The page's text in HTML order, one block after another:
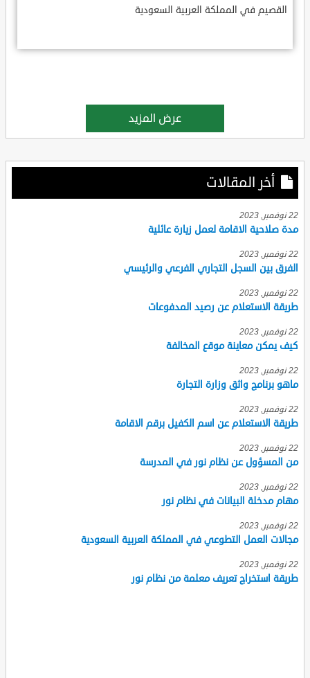
القصيم في المملكة العربية السعودية
عرض المزيد
أخر المقالات
22 نوفمبر, 2023
مدة صلاحية الاقامة لعمل زيارة عائلية
22 نوفمبر, 2023
الفرق بين السجل التجاري الفرعي والرئيسي
22 نوفمبر, 2023
طريقة الاستعلام عن رصيد المدفوعات
22 نوفمبر, 2023
كيف يمكن معاينة موقع المخالفة
22 نوفمبر, 2023
ماهو برنامج واثق وزارة التجارة
22 نوفمبر, 2023
طريقة الاستعلام عن اسم الكفيل برقم الاقامة
22 نوفمبر, 2023
من المسؤول عن نظام نور في المدرسة
22 نوفمبر, 2023
مهام مدخلة البيانات في نظام نور
22 نوفمبر, 2023
مجالات العمل التطوعي في المملكة العربية السعودية
22 نوفمبر, 2023
طريقة استخراج تعريف معلمة من نظام نور